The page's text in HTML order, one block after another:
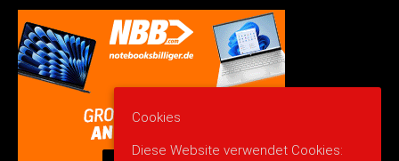
Cookies
Diese Website verwendet Cookies: